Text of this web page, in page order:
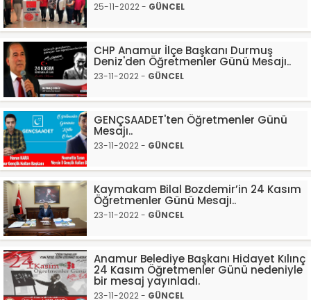
25-11-2022 - GÜNCEL
CHP Anamur İlçe Başkanı Durmuş
Deniz'den Öğretmenler Günü Mesajı..
23-11-2022 - GÜNCEL
GENÇSAADET'ten Öğretmenler Günü
Mesajı..
23-11-2022 - GÜNCEL
Kaymakam Bilal Bozdemir’in 24 Kasım
Öğretmenler Günü Mesajı..
23-11-2022 - GÜNCEL
Anamur Belediye Başkanı Hidayet Kılınç
24 Kasım Öğretmenler Günü nedeniyle
bir mesaj yayınladı.
23-11-2022 - GÜNCEL